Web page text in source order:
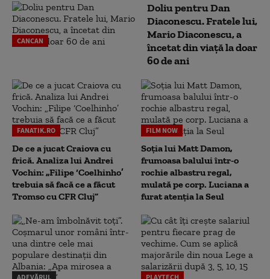
CANCAN
Doliu pentru Dan
Diaconescu. Fratele lui,
Mario Diaconescu, a
încetat din viață la doar
60 de ani
FANATIK.RO
De ce a jucat Craiova cu
frică. Analiza lui Andrei
Vochin: „Filipe ‘Coelhinho’
trebuia să facă ce a făcut
Tromso cu CFR Cluj”
FILM NOW
Soția lui Matt Damon,
frumoasa balului într-o
rochie albastru regal,
mulată pe corp. Luciana a
furat atenția la Seul
ADEVĂRUL PLAYTECH